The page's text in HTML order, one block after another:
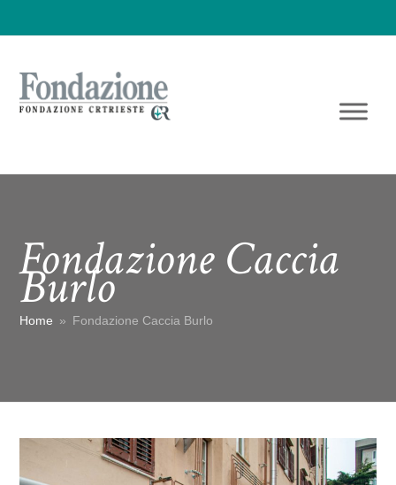
Fondazione Caccia
Burlo
Home » Fondazione Caccia Burlo